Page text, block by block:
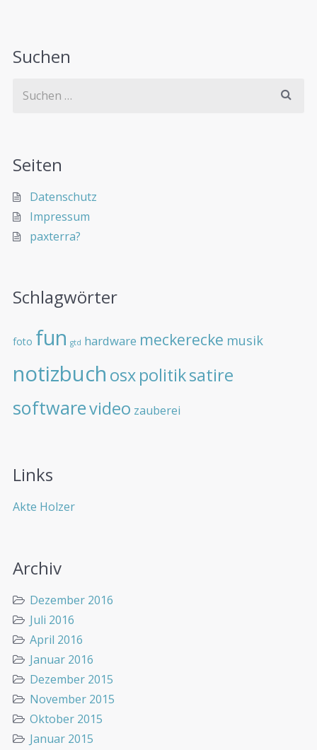
Suchen
Seiten
Datenschutz
Impressum
paxterra?
Schlagwörter
foto fun gtd hardware meckerecke musik
notizbuch osxpolitiksatire
softwarevideo zauberei
Links
Akte Holzer
Archiv
Dezember 2016
Juli 2016
April 2016
Januar 2016
Dezember 2015
November 2015
Oktober 2015
Januar 2015